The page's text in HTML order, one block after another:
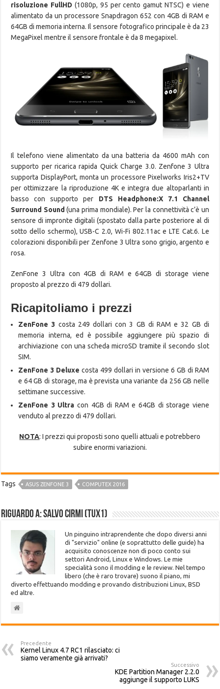
risoluzione FullHD (1080p, 95 per cento gamut NTSC) e viene
alimentato da un processore Snapdragon 652 con 4GB di RAM e
64GB di memoria interna. Il sensore fotografico principale è da 23
MegaPixel mentre il sensore frontale è da 8 megapixel.
Il telefono viene alimentato da una batteria da 4600 mAh con
supporto per ricarica rapida Quick Charge 3.0. Zenfone 3 Ultra
supporta DisplayPort, monta un processore Pixelworks Iris2+TV
per ottimizzare la riproduzione 4K e integra due altoparlanti in
basso con supporto per DTS Headphone:X 7.1 Channel
Surround Sound (una prima mondiale). Per la connettività c’è un
sensore di impronte digitali (spostato dalla parte posteriore al di
sotto dello schermo), USB-C 2.0, Wi-Fi 802.11ac e LTE Cat.6. Le
colorazioni disponibili per Zenfone 3 Ultra sono grigio, argento e
rosa.
ZenFone 3 Ultra con 4GB di RAM e 64GB di storage viene
proposto al prezzo di 479 dollari.
Ricapitoliamo i prezzi
ZenFone 3 costa 249 dollari con 3 GB di RAM e 32 GB di
memoria interna, ed è possibile aggiungere più spazio di
archiviazione con una scheda microSD tramite il secondo slot
SIM.
ZenFone 3 Deluxe costa 499 dollari in versione 6 GB di RAM
e 64 GB di storage, ma è prevista una variante da 256 GB nelle
settimane successive.
ZenFone 3 Ultra con 4GB di RAM e 64GB di storage viene
venduto al prezzo di 479 dollari.
NOTA: I prezzi qui proposti sono quelli attuali e potrebbero
subire enormi variazioni.
Tags ASUS ZENFONE 3 COMPUTEX 2016
Riguardo a: Salvo Cirmi (Tux1)
Un pinguino intraprendente che dopo diversi anni
di "servizio" online (e soprattutto delle guide) ha
acquisito conoscenze non di poco conto sui
settori Android, Linux e Windows. Le mie
specialità sono il modding e le review. Nel tempo
libero (che è raro trovare) suono il piano, mi
diverto effettuando modding e provando distribuzioni Linux, BSD
ed altre.
Precedente
Kernel Linux 4.7 RC1 rilasciato: ci
siamo veramente già arrivati?
Successivo
KDE Partition Manager 2.2.0
aggiunge il supporto LUKS